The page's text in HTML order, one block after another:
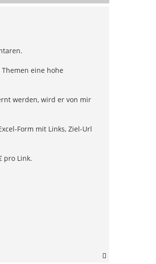
eine hohe
werden, wird er von mir
Form mit Links, Ziel-Url
pro Link.